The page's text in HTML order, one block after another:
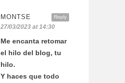
Reply
MONTSE
27/03/2023 at 14:30
Me encanta retomar
el hilo del blog, tu
hilo.
Y haces que todo